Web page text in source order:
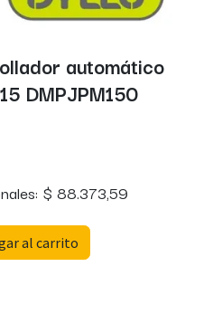
automático
DMPJPM150
$ 88.373,59
al carrito